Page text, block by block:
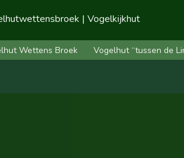
| Vogelkijkhut
Wettens Broek Vogelhut “tussen de